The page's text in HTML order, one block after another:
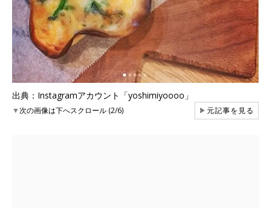
出典：Instagramアカウント「yoshimiyoooo」
▼次の画像は下へスクロール (2/6) ▶元記事を見る